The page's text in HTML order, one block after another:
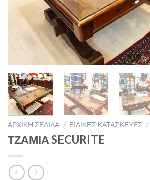
ΑΡΧΙΚΉ ΣΕΛΊΔΑ / ΕΙΔΙΚΈΣ ΚΑΤΑΣΚΕΥΈΣ /
ΤΖΑΜΙΑ SECURITE